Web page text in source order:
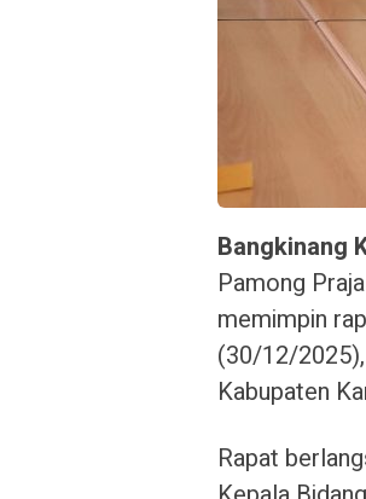
Bangkinang
Pamong
memimpin
(30/12/
Kabupaten
Rapat